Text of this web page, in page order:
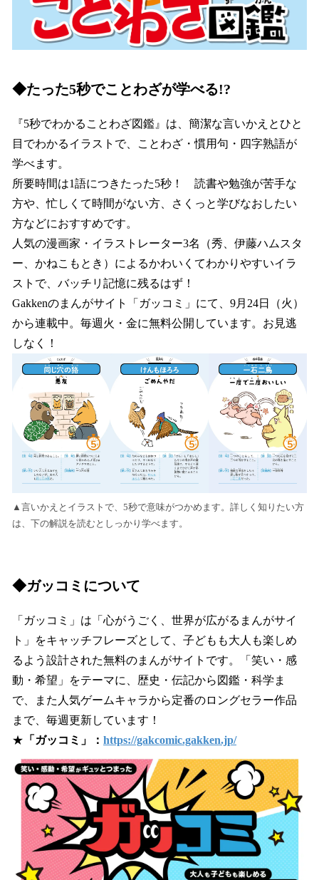
◆たった5秒でことわざが学べる!?
『5秒でわかることわざ図鑑』は、簡潔な言いかえとひと
目でわかるイラストで、ことわざ・慣用句・四字熟語が
学べます。
所要時間は1語につきたった5秒！ 読書や勉強が苦手な
方や、忙しくて時間がない方、さくっと学びなおしたい
方などにおすすめです。
人気の漫画家・イラストレーター3名（秀、伊藤ハムスタ
ー、かねこもとき）によるかわいくてわかりやすいイラ
ストで、バッチリ記憶に残るはず！
Gakkenのまんがサイト「ガッコミ」にて、9月24日（火）
から連載中。毎週火・金に無料公開しています。お見逃
しなく！
▲言いかえとイラストで、5秒で意味がつかめます。詳しく知りたい方
は、下の解説を読むとしっかり学べます。
◆ガッコミについて
「ガッコミ」は「心がうごく、世界が広がるまんがサイ
ト」をキャッチフレーズとして、子どもも大人も楽しめ
るよう設計された無料のまんがサイトです。「笑い・感
動・希望」をテーマに、歴史・伝記から図鑑・科学ま
で、また人気ゲームキャラから定番のロングセラー作品
まで、毎週更新しています！
★ 「ガッコミ」： https://gakcomic.gakken.jp/